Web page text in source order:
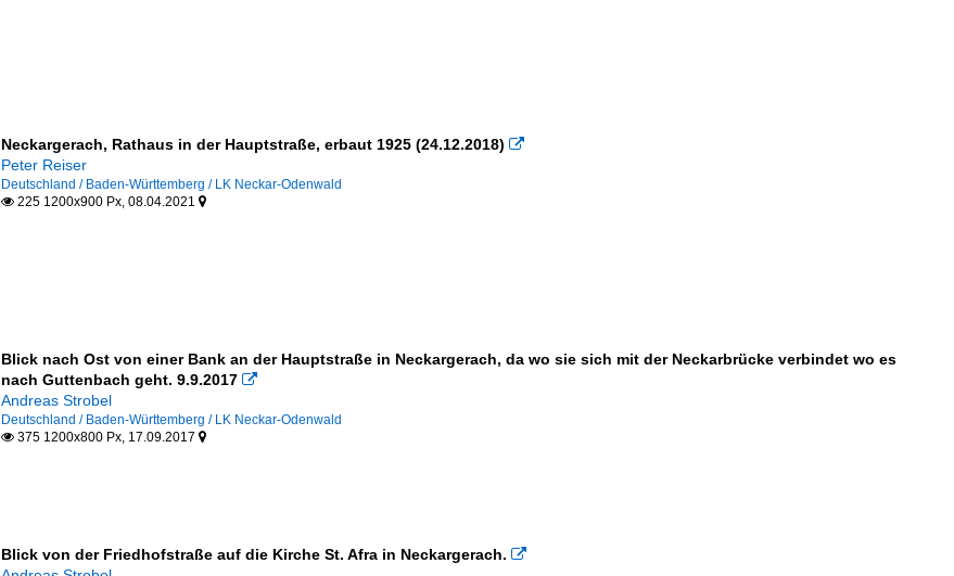
Neckargerach, Rathaus in der Hauptstraße, erbaut 1925 (24.12.2018) 
Peter Reiser
Deutschland / Baden-Württemberg / LK Neckar-Odenwald
225 1200x900 Px, 08.04.2021 
Blick nach Ost von einer Bank an der Hauptstraße in Neckargerach, da wo sie sich mit der Neckarbrücke verbindet wo es
nach Guttenbach geht. 9.9.2017 
Andreas Strobel
Deutschland / Baden-Württemberg / LK Neckar-Odenwald
375 1200x800 Px, 17.09.2017 
Blick von der Friedhofstraße auf die Kirche St. Afra in Neckargerach. 